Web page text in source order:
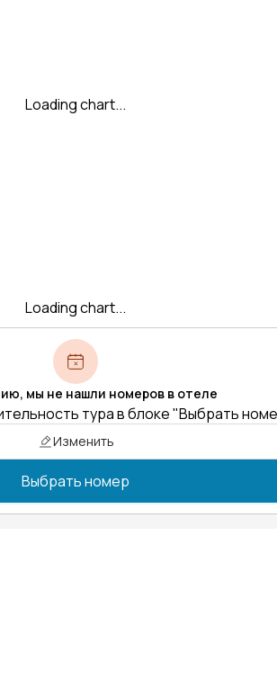
Loading chart...
Loading chart...
мы не нашли номеров в отеле
тура в блоке "Выбрать
Изменить
Выбрать номер